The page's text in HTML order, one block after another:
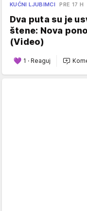
KUĆNI LJUBIMCI PRE 17 H
Dva puta su je
štene: Nova
(Video)
1 · Reaguj